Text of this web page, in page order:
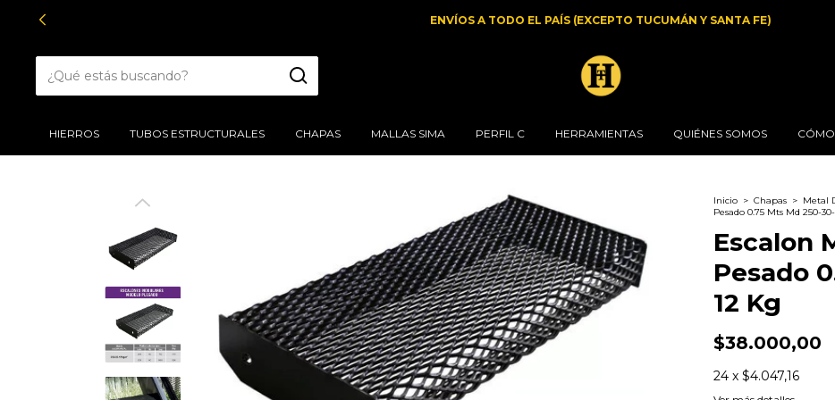
ENCONTRANOS EN AV TRIUNVIRATO 3015 (CABA) DE 8 A 12 / 14 A 18HS. SÁBADOS DE 8 A
HIERROS TUBOS ESTRUCTURALES CHAPAS MALLAS SIMA PERFIL C HERRAMIENTAS QUIÉNES SOMOS
Inicio > Chapas > Metal
Pesado 0.75 Mts Md 250-
Escalon
Pesado
12 Kg
$38.000,00
24 x $4.047,16